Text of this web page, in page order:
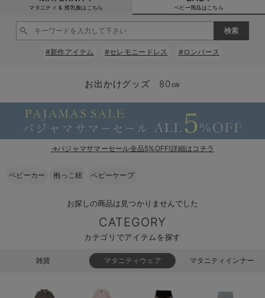
新生児服全て
ベビー服全て
ロンパース・カバーオール
ベビー ブルマ
ベビー スカート
ベビートップス
スタイ・よだれかけ（新生児・ベビー）
ベビー帽子（新生児・乳児）
新生児スリーパー・ベビーパジャマ
シーズンアイテム全て
ベビー・新生児 寝具全て
ベビーベッド・布団 （ベビー・新生児）
ベビー 雑貨全て
ベビーチェア（ハイローチェア）・ベビーラック
ベビー 雑貨 小物
ベビー安全グッズ
ベビーおもちゃ
赤ちゃん 洗剤・洗濯用品・お掃除
赤ちゃん お風呂・ベビースキンケア
お出かけグッズ全て
ベビー｜季節の特集全て
猛暑からベビーを守るひんやりグッズ
ベビーの動物なりきり特集
ベビー 夏のお役立ちグッズ特集
【素材別】ベビーロンパース特集
アウトレット全て
【アウトレット】ワンピース
【アウトレット】パジャマ
【アウトレット】インナー
【アウトレット】ベビー
特集全て
抗菌防臭加工
コットン素材
接触冷感素材
快適機能ウェア特集 トップス
快適機能ウェア特集 ボトムス
再入荷全て
再入荷｜インナー
送料無料アイテム全て
ワンピース
スカート
パジャマ
ブラキャミ おまとめ
【37周年祭セール】
【37周年祭セール】
気温差別オススメア
【15℃】3月下旬～
動きやすく着回しで
強撚スムース(コスパ
マタニティウェア
【おまとめ割】パジ
こだわりの履き心地
カジュアル
オフィス
ジャケット派
きれいめ美脚パンツ派
ツィード派
出産準備応援割全て
マタニティパジャマ
【オフィスカジュア
レギンスタイプ
【フォーマル】ワン
【ベビー】長袖
ハンカチ
短肌着
セット
快適ウェア10%OFF
快適ウェア10%OFF
春のマタニティワン
セットアップ・ レイ
ジャンパースカート/
ワーク・オフィス
Gift Selection 出産
〜3,000円（税込）
10,001円（税込）〜
女の子におススメの
長く使えるアイテム
冬の冷え対策インナ
薄くてあったか
保温&リカバリー
レギンス・タイツ
入院準備の持ち物チ
入院してすぐ使うグ
冬のあったか特集全て
【冬のあったか特集
【冬のあったか特集
マタニティ & 授乳服はこちら ベビー用品はこちら
#新作アイテム #セレモニードレス #ロンパース
お出かけグッズ 80㎝
→パジャマサマーセール全品5%OFF!詳細はコチラ
ベビーカー 抱っこ紐 ベビーケープ
お探しの商品は見つかりませんでした
CATEGORY
カテゴリでアイテムを探す
雑貨 マタニティウェア マタニティインナー
カートに入れる
閉じる